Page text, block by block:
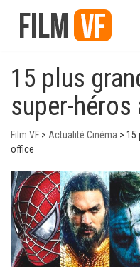
15 plus
super-
Film VF > Actualité Cinéma > 15
office